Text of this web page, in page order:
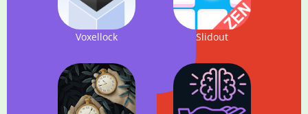
Voxellock Slidout